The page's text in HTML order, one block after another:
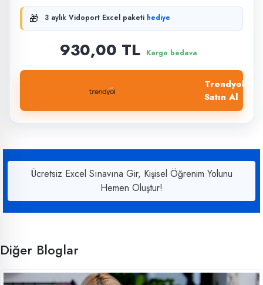
🎁 3 aylık Vidoport Excel paketi hediye
930,00 TL Kargo bedava
Trendyol'dan
Satın Al
Ücretsiz Excel Sınavına Gir, Kişisel Öğrenim Yolunu
Hemen Oluştur!
Diğer Bloglar